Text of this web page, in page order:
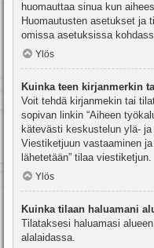
huomauttaa sinua kun
Huomautusten asetukset ja
omissa asetuksissa
Ylös
Kuinka teen kirjanmerkin
Voit tehdä kirjanmekin tai
sopivan linkin “Aiheen
kätevästi keskustelun ylä- ja
Viestiketjuun vastaaminen
lähetetään” tilaa viestiketjun.
Ylös
Kuinka tilaan haluamani
Tilataksesi haluamasi
alalaidassa.